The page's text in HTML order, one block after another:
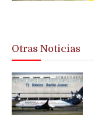
Otras Noticias